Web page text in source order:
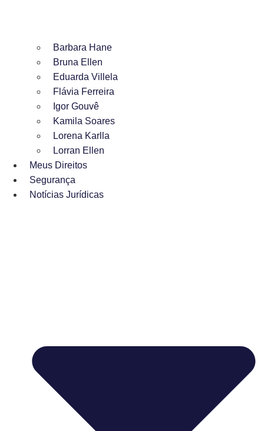
Barbara Hane
Bruna Ellen
Eduarda Villela
Flávia Ferreira
Igor Gouvê
Kamila Soares
Lorena Karlla
Lorran Ellen
Meus Direitos
Segurança
Notícias Jurídicas